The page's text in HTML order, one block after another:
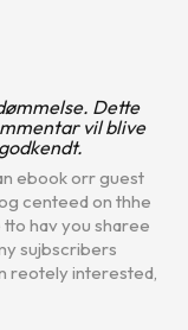
Dette
vil blive
ebook orr guest
centeed on thhe
tto hav you sharee
sujbscribers
reotely interested,